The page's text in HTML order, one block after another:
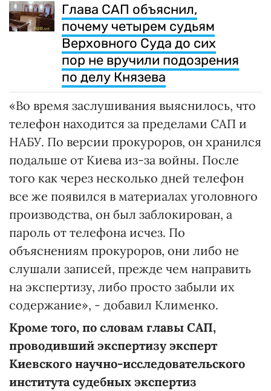
Глава САП объяснил,
почему четырем судьям
Верховного Суда до сих
пор не вручили подозрения
по делу Князева
«Во время заслушивания выяснилось, что
телефон находится за пределами САП и
НАБУ. По версии прокуроров, он хранился
подальше от Киева из-за войны. После
того как через несколько дней телефон
все же появился в материалах уголовного
производства, он был заблокирован, а
пароль от телефона исчез. По
объяснениям прокуроров, они либо не
слушали записей, прежде чем направить
на экспертизу, либо просто забыли их
содержание», - добавил Клименко.
Кроме того, по словам главы САП,
проводивший экспертизу эксперт
Киевского научно-исследовательского
института судебных экспертиз